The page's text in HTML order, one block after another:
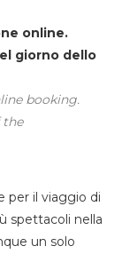
online.
giorno dello
booking.
the
per il viaggio di
spettacoli nella
un solo